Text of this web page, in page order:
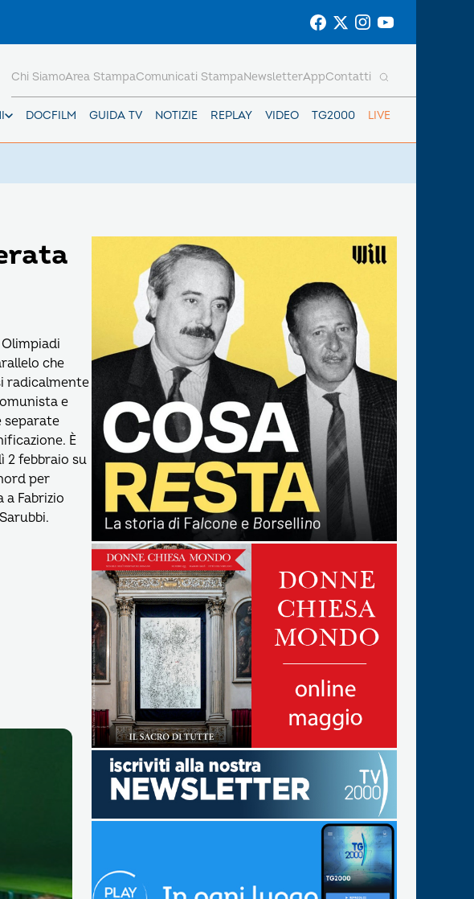
DOCFILM GUIDA TV NOTIZIE REPLAY VIDEO TG2000 LIVE
Chi SiamoArea StampaComunicati StampaNewsletterAppContatti
che
radicalmente
e
separate
È
2 febbraio su
per
Fabrizio